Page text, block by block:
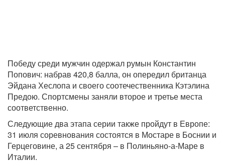
Победу среди мужчин одержал румын Константин
Попович: набрав 420,8 балла, он опередил британца
Эйдана Хеслопа и своего соотечественника Кэтэлина
Предою. Спортсмены заняли второе и третье места
соответственно.
Следующие два этапа серии также пройдут в Европе:
31 июля соревнования состоятся в Мостаре в Боснии и
Герцеговине, а 25 сентября – в Полиньяно-а-Маре в
Италии.